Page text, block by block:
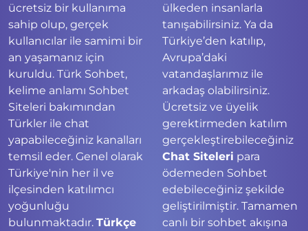
ücretsiz bir kullanıma
sahip olup, gerçek
kullanıcılar ile samimi bir
an yaşamanız için
kuruldu. Türk Sohbet,
kelime anlamı Sohbet
Siteleri bakımından
Türkler ile chat
yapabileceğiniz kanalları
temsil eder. Genel olarak
Türkiye'nin her il ve
ilçesinden katılımcı
yoğunluğu
bulunmaktadır. Türkçe
ülkeden insanlarla
tanışabilirsiniz. Ya da
Türkiye’den katılıp,
Avrupa’daki
vatandaşlarımız ile
arkadaş olabilirsiniz.
Ücretsiz ve üyelik
gerektirmeden katılım
gerçekleştirebileceğiniz
Chat Siteleri para
ödemeden Sohbet
edebileceğiniz şekilde
geliştirilmiştir. Tamamen
canlı bir sohbet akışına